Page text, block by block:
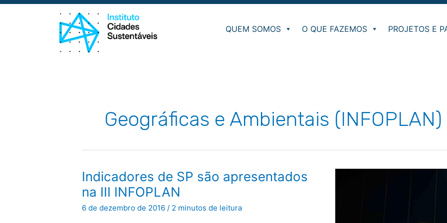
Ir
QUEM SOMOS O QUE FAZEMOS PROJETOS E
Geográficas e Ambientais (INFOPLAN)
Indicadores de SP são apresentados
na III INFOPLAN
6 de dezembro de 2016 / 2 minutos de leitura
Indicadores
de
SP
são
na